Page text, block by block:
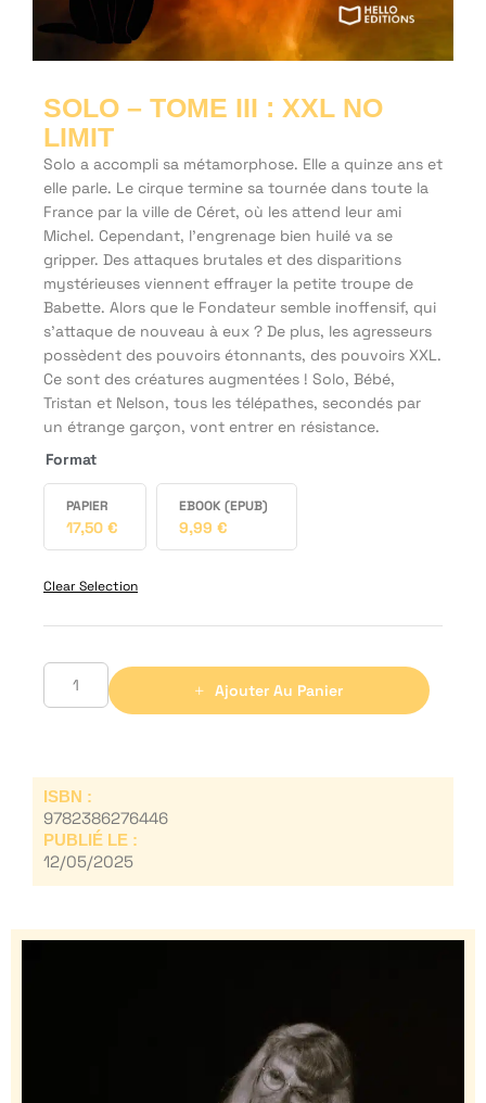
SOLO – TOME III : XXL NO
LIMIT
Solo a accompli sa métamorphose. Elle a quinze ans et
elle parle. Le cirque termine sa tournée dans toute la
France par la ville de Céret, où les attend leur ami
Michel. Cependant, l’engrenage bien huilé va se
gripper. Des attaques brutales et des disparitions
mystérieuses viennent effrayer la petite troupe de
Babette. Alors que le Fondateur semble inoffensif, qui
s’attaque de nouveau à eux ? De plus, les agresseurs
possèdent des pouvoirs étonnants, des pouvoirs XXL.
Ce sont des créatures augmentées ! Solo, Bébé,
Tristan et Nelson, tous les télépathes, secondés par
un étrange garçon, vont entrer en résistance.
Format
PAPIER
17,50 €
EBOOK (EPUB)
9,99 €
Clear Selection
Ajouter Au Panier
ISBN :
9782386276446
PUBLIÉ LE :
12/05/2025